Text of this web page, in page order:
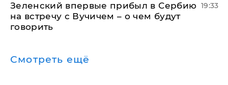
Зеленский впервые прибыл в Сербию
на встречу с Вучичем – о чем будут
говорить
19:33
Смотреть ещё